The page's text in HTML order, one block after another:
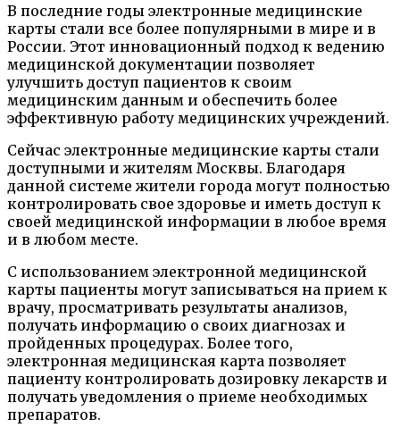
В последние годы электронные медицинские
карты стали все более популярными в мире и в
России. Этот инновационный подход к ведению
медицинской документации позволяет
улучшить доступ пациентов к своим
медицинским данным и обеспечить более
эффективную работу медицинских учреждений.
Сейчас электронные медицинские карты стали
доступными и жителям Москвы. Благодаря
данной системе жители города могут полностью
контролировать свое здоровье и иметь доступ к
своей медицинской информации в любое время
и в любом месте.
С использованием электронной медицинской
карты пациенты могут записываться на прием к
врачу, просматривать результаты анализов,
получать информацию о своих диагнозах и
пройденных процедурах. Более того,
электронная медицинская карта позволяет
пациенту контролировать дозировку лекарств и
получать уведомления о приеме необходимых
препаратов.